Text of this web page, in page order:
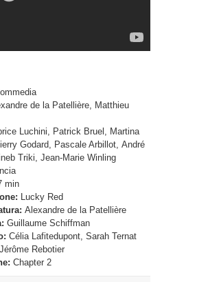
de la Patellière, Matthieu
Luchini, Patrick Bruel, Martina
Godard, Pascale Arbillot, André
Triki, Jean-Marie Winling
min
Lucky Red
Alexandre de la Patellière
Guillaume Schiffman
Célia Lafitedupont, Sarah Ternat
Jérôme Rebotier
Chapter 2